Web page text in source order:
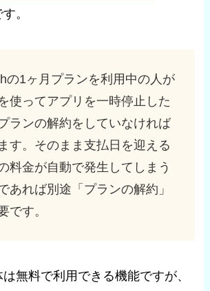
。
の1ヶ月プランを利用中の人が
使ってアプリを一時停止した
ランの解約をしていなければ
す。そのまま支払日を迎える
料金が自動で発生してしまう
あれば別途「プランの解約」
です。
無料で利用できる機能ですが、